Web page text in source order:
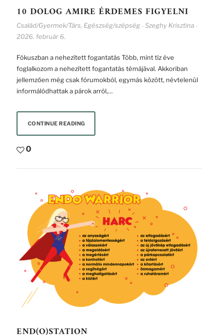
10 DOLOG AMIRE ÉRDEMES FIGYELNI
Család/Gyermek/Társ, Egészség/szépség - Szeghy Krisztina -
2026. február 6.
Fókuszban a nehezített fogantatás Több, mint tíz éve
foglalkozom a nehezített fogantatás témájával. Akkoriban
jellemzően még csak fórumokból, egymás között, névtelenül
informálódhattak a párok arról,…
CONTINUE READING
0
END(O)STATION